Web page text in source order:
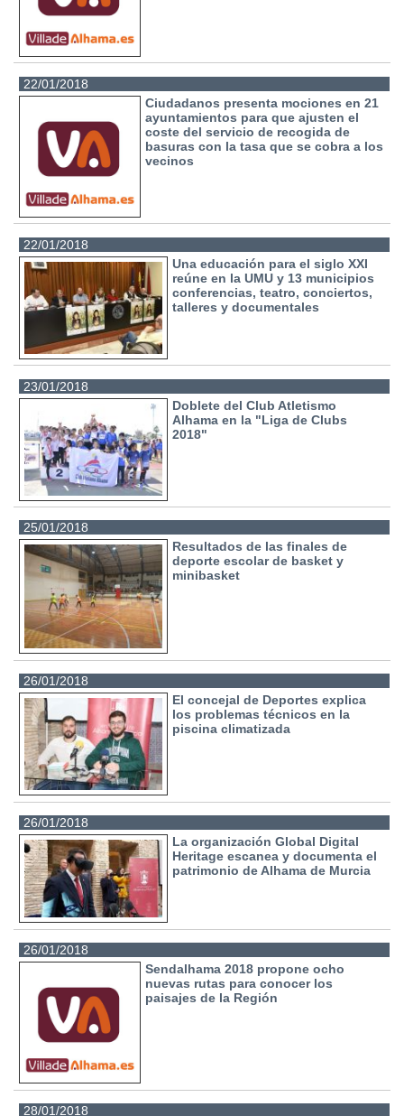
22/01/2018
Ciudadanos presenta mociones en 21
ayuntamientos para que ajusten el
coste del servicio de recogida de
basuras con la tasa que se cobra a los
vecinos
22/01/2018
Una educación para el siglo XXI
reúne en la UMU y 13 municipios
conferencias, teatro, conciertos,
talleres y documentales
23/01/2018
Doblete del Club Atletismo
Alhama en la "Liga de Clubs
2018"
25/01/2018
Resultados de las finales de
deporte escolar de basket y
minibasket
26/01/2018
El concejal de Deportes explica
los problemas técnicos en la
piscina climatizada
26/01/2018
La organización Global Digital
Heritage escanea y documenta el
patrimonio de Alhama de Murcia
26/01/2018
Sendalhama 2018 propone ocho
nuevas rutas para conocer los
paisajes de la Región
28/01/2018